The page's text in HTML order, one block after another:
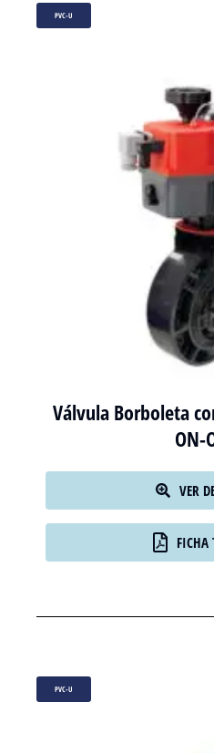
PVC-U
Válvula Borboleta
ON-
VER
FICHA
PVC-U